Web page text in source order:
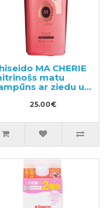
MA CHERIE
matu
ar ziedu un
aromātu
25.00€